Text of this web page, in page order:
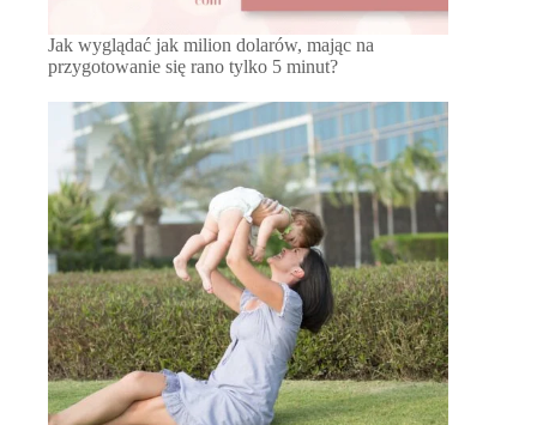
Jak wyglądać jak milion dolarów, mając na
przygotowanie się rano tylko 5 minut?